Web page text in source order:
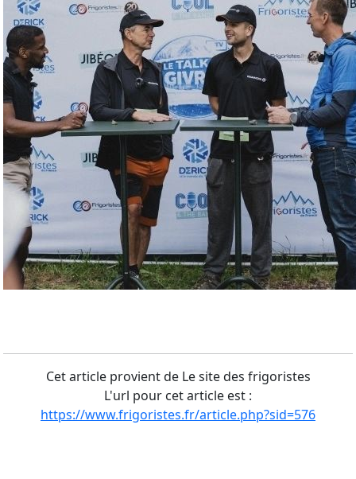
Cet article provient de Le site des frigoristes
L'url pour cet article est :
https://www.frigoristes.fr/article.php?sid=576